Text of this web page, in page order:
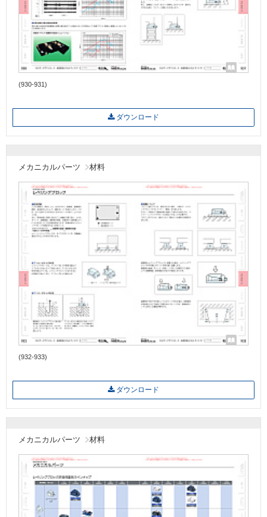
(930-931)
ダウンロード
メカニカルパーツ 材料
(932-933)
ダウンロード
メカニカルパーツ 材料